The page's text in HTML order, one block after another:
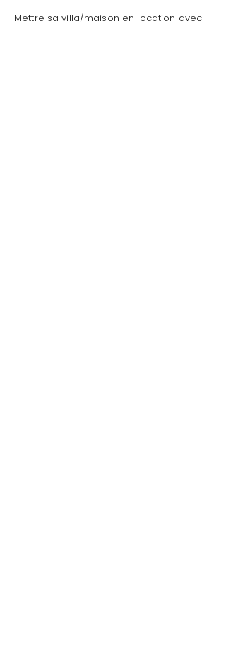
Mettre sa villa/maison en location avec